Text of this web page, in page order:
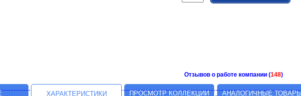
Отзывов о работе компании (148)
ХАРАКТЕРИСТИКИ ПРОСМОТР КОЛЛЕКЦИИ АНАЛОГИЧНЫЕ ТОВАРЫ